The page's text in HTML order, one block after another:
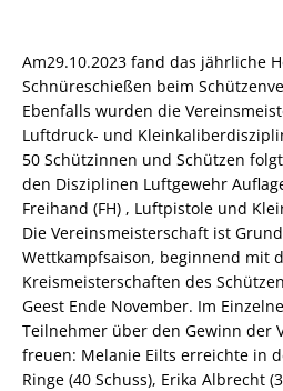
Am29.10.2023 fand das jährliche
Schnüreschießen beim
Ebenfalls wurden die
Luftdruck- und
50 Schützinnen und Schützen
den Disziplinen Luftgewehr
Freihand (FH) , Luftpistole und
Die Vereinsmeisterschaft ist
Wettkampfsaison, beginnend mit
Kreismeisterschaften des
Geest Ende November. Im
Teilnehmer über den Gewinn der
freuen: Melanie Eilts erreichte in
Ringe (40 Schuss), Erika Albrecht